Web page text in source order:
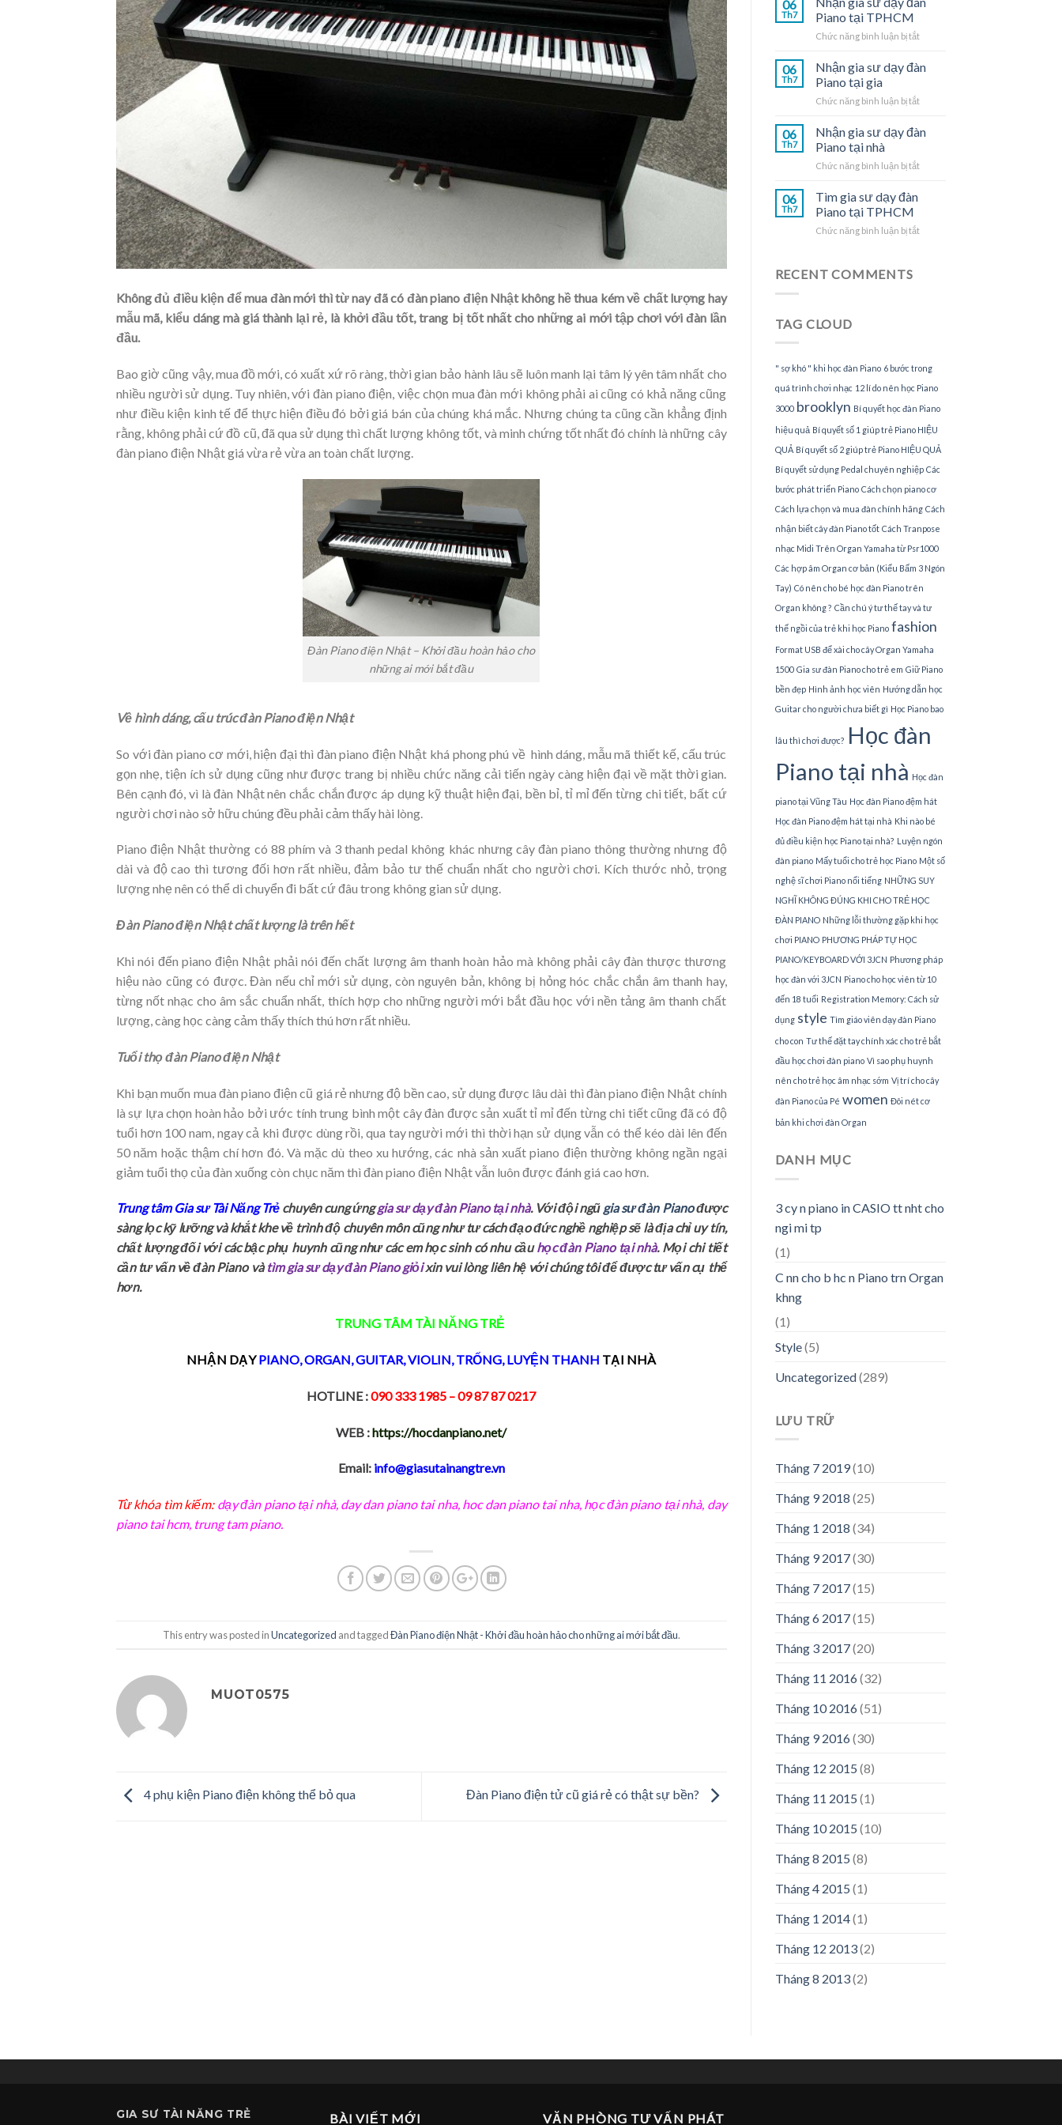
Không đủ điều kiện để mua đàn mới thì từ nay đã có đàn piano điện Nhật không hề thua kém về chất lượng hay
mẫu mã, kiểu dáng mà giá thành lại rẻ, là khởi đầu tốt, trang bị tốt nhất cho những ai mới tập chơi với đàn lần
đầu.
Bao giờ cũng vậy, mua đồ mới, có xuất xứ rõ ràng, thời gian bảo hành lâu sẽ luôn manh lại tâm lý yên tâm nhất cho
nhiều người sử dụng. Tuy nhiên, với đàn piano điện, việc chọn mua đàn mới không phải ai cũng có khả năng cũng
như điều kiện kinh tế để thực hiện điều đó bởi giá bán của chúng khá mắc. Nhưng chúng ta cũng cần khẳng định
rằng, không phải cứ đồ cũ, đã qua sử dụng thì chất lượng không tốt, và minh chứng tốt nhất đó chính là những cây
đàn piano điện Nhật giá vừa rẻ vừa an toàn chất lượng.
Đàn Piano điện Nhật – Khởi đầu hoàn hảo cho
những ai mới bắt đầu
Về hình dáng, cấu trúc đàn Piano điện Nhật
So với đàn piano cơ mới, hiện đại thì đàn piano điện Nhật khá phong phú về hình dáng, mẫu mã thiết kế, cấu trúc
gọn nhẹ, tiện ích sử dụng cũng như được trang bị nhiều chức năng cải tiến ngày càng hiện đại về mặt thời gian.
Bên cạnh đó, vì là đàn Nhật nên chắc chắn được áp dụng kỹ thuật hiện đại, bền bỉ, tỉ mỉ đến từng chi tiết, bất cứ
người chơi nào sở hữu chúng đều phải cảm thấy hài lòng.
Piano điện Nhật thường có 88 phím và 3 thanh pedal không khác nhưng cây đàn piano thông thường nhưng độ
dài và độ cao thì tương đối hơn rất nhiều, đảm bảo tư thế chuẩn nhất cho người chơi. Kích thước nhỏ, trọng
lượng nhẹ nên có thể di chuyển đi bất cứ đâu trong không gian sử dụng.
Đàn Piano điện Nhật chất lượng là trên hết
Khi nói đến piano điện Nhật phải nói đến chất lượng âm thanh hoàn hảo mà không phải cây đàn thược thương
hiệu nào cũng có được. Đàn nếu chỉ mới sử dụng, còn nguyên bản, không bị hỏng hóc chắc chắn âm thanh hay,
từng nốt nhạc cho âm sắc chuẩn nhất, thích hợp cho những người mới bắt đầu học với nền tảng âm thanh chất
lượng, càng học càng cảm thấy thích thú hơn rất nhiều.
Tuổi thọ đàn Piano điện Nhật
Khi bạn muốn mua đàn piano điện cũ giá rẻ nhưng độ bền cao, sử dụng được lâu dài thì đàn piano điện Nhật chính
là sự lựa chọn hoàn hảo bởi ước tính trung bình một cây đàn được sản xuất tỉ mỉ đến từng chi tiết cũng đã có độ
tuổi hơn 100 nam, ngay cả khi được dùng rồi, qua tay người mới thì thời hạn sử dụng vẫn có thể kéo dài lên đến
50 năm hoặc thậm chí hơn đó. Và mặc dù theo xu hướng, các nhà sản xuất piano điện thường không ngần ngại
giảm tuổi thọ của đàn xuống còn chục năm thì đàn piano điện Nhật vẫn luôn được đánh giá cao hơn.
Trung tâm Gia sư Tài Năng Trẻ chuyên cung ứnggia sư dạy đàn Piano tại nhà. Với đội ngũ gia sư đàn Pianođược
sàng lọc kỹ lưỡng và khắt khe về trình độ chuyên môn cũng như tư cách đạo đức nghề nghiệp sẽ là địa chỉ uy tín,
chất lượng đối với các bậc phụ huynh cũng như các em học sinh có nhu cầuhọc đàn Piano tại nhà. Mọi chi tiết
cần tư vấn về đàn Piano vàtìm gia sư dạy đàn Piano giỏixin vui lòng liên hệ với chúng tôi để được tư vấn cụ thể
hơn.
TRUNG TÂM TÀI NĂNG TRẺ
NHẬN DẠYPIANO,ORGAN,GUITAR,VIOLIN,TRỐNG,LUYỆN THANH TẠI NHÀ
HOTLINE :090 333 1985 – 09 87 87 0217
WEB :https://hocdanpiano.net/
Email: info@giasutainangtre.vn
Từ khóa tìm kiếm: dạy đàn piano tại nhà, day dan piano tai nha, hoc dan piano tai nha, học đàn piano tại nhà, day
piano tai hcm, trung tam piano.
This entry was posted inUncategorized and taggedĐàn Piano điện Nhật - Khởi đầu hoàn hảo cho những ai mới bắt đầu.
MUOT0575
4 phụ kiện Piano điện không thể bỏ qua Đàn Piano điện tử cũ giá rẻ có thật sự bền?
Piano
nhà
06
Th7
Piano tại TPHCM
Chức năng bình luận bị tắtở
đàn
tại
06
Th7
Nhận gia sư dạy đàn
Piano tại gia
Chức năng bình luận bị tắtở
đàn
06
Th7
Nhận gia sư dạy đàn
Piano tại nhà
Chức năng bình luận bị tắtở
đàn
06
Th7
Tìm gia sư dạy đàn
Piano tại TPHCM
Chức năng bình luận bị tắtở
RECENT COMMENTS
TAG CLOUD
" sợ khó " khi học đàn Piano 6 bước trong
quá trình chơi nhạc 12 lí do nên học Piano
3000 brooklyn Bí quyết học đàn Piano
hiệu quả Bí quyết số 1 giúp trẻ Piano HIỆU
QUẢ Bí quyết số 2 giúp trẻ Piano HIỆU QUẢ
Bí quyết sử dụng Pedal chuyên nghiệp Các
bước phát triển Piano Cách chọn piano cơ
Cách lựa chọn và mua đàn chính hãng Cách
nhận biết cây đàn Piano tốt Cách Tranpose
nhạc Midi Trên Organ Yamaha từ Psr1000
Các hợp âm Organ cơ bản (Kiểu Bấm 3 Ngón
Tay) Có nên cho bé học đàn Piano trên
Organ không ? Cần chú ý tư thế tay và tư
thế ngồi của trẻ khi học Piano fashion
Format USB để xài cho cây Organ Yamaha
1500 Gia sư đàn Piano cho trẻ em Giữ Piano
bền đẹp Hình ảnh học viên Hướng dẫn học
Guitar cho người chưa biết gì Học Piano bao
lâu thì chơi được? Học đàn
Piano tại nhà Học đàn
piano tại Vũng Tàu Học đàn Piano đệm hát
Học đàn Piano đệm hát tại nhà Khi nào bé
đủ điều kiện học Piano tại nhà? Luyện ngón
đàn piano Mấy tuổi cho trẻ học Piano Một số
nghệ sĩ chơi Piano nổi tiếng NHỮNG SUY
NGHĨ KHÔNG ĐÚNG KHI CHO TRẺ HỌC
ĐÀN PIANO Những lỗi thường gặp khi học
chơi PIANO PHƯƠNG PHÁP TỰ HỌC
PIANO/KEYBOARD VỚI 3JCN Phương pháp
học đàn với 3JCN Piano cho học viên từ 10
đến 18 tuổi Registration Memory: Cách sử
dụng style Tìm giáo viên dạy đàn Piano
cho con Tư thế đặt tay chính xác cho trẻ bắt
đầu học chơi đàn piano Vì sao phụ huynh
nên cho trẻ học âm nhạc sớm Vị trí cho cây
đàn Piano của Pé women Đôi nét cơ
bản khi chơi đàn Organ
DANH MỤC
3 cy n piano in CASIO tt nht cho
ngi mi tp
(1)
C nn cho b hc n Piano trn Organ
khng
(1)
Style(5)
Uncategorized(289)
LƯU TRỮ
Tháng 7 2019(10)
Tháng 9 2018 (25)
Tháng 1 2018 (34)
Tháng 9 2017(30)
Tháng 7 2017(15)
Tháng 6 2017(15)
Tháng 3 2017(20)
Tháng 11 2016(32)
Tháng 10 2016(51)
Tháng 9 2016(30)
Tháng 12 2015 (8)
Tháng 11 2015 (1)
Tháng 10 2015 (10)
Tháng 8 2015 (8)
Tháng 4 2015 (1)
Tháng 1 2014(1)
Tháng 12 2013(2)
Tháng 8 2013(2)
GIA SƯ TÀI NĂNG TRẺ BÀI VIẾT MỚI
VĂN PHÒNG TƯ VẤN PHÁT